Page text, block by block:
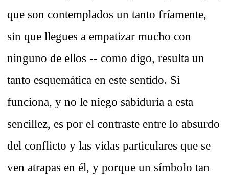
que son contemplados un tanto fríamente,
sin que llegues a empatizar mucho con
ninguno de ellos -- como digo, resulta un
tanto esquemática en este sentido. Si
funciona, y no le niego sabiduría a esta
sencillez, es por el contraste entre lo absurdo
del conflicto y las vidas particulares que se
ven atrapas en él, y porque un símbolo tan